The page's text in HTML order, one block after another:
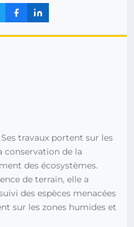
travaux portent sur les
conservation de la
des écosystèmes.
de terrain, elle a
des espèces menacées
sur les zones humides et